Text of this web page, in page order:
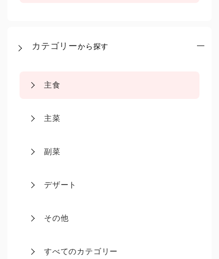
カテゴリーから探す
主食
主菜
副菜
デザート
その他
すべてのカテゴリー